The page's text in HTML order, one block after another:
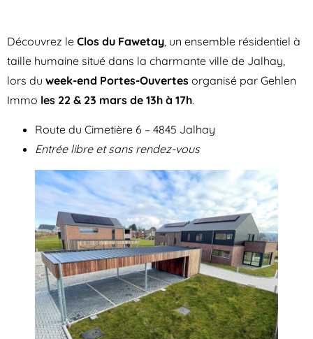
Découvrez le Clos du Fawetay , un ensemble résidentiel à
taille humaine situé dans la charmante ville de Jalhay,
lors du week-end Portes-Ouvertes organisé par Gehlen
Immo les 22 & 23 mars de 13h à 17h.
Route du Cimetière 6 – 4845 Jalhay
Entrée libre et sans rendez-vous